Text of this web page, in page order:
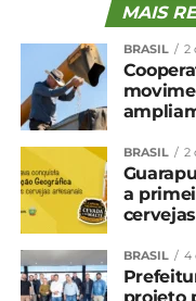
quem
milho,
carne,
foi
dar bons
MAIS
BRASIL 2
BRASIL 2
a
BRASIL 4